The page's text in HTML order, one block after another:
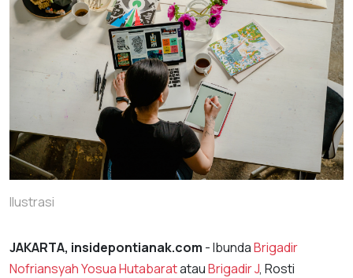
Ilustrasi
JAKARTA, insidepontianak.com - IbundaBrigadir
Nofriansyah Yosua HutabaratatauBrigadir J, Rosti